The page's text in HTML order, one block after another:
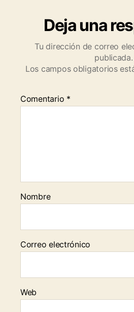
Deja una
Tu dirección de correo
publicada.
Los campos obligatorios
Comentario *
Nombre
Correo electrónico
Web